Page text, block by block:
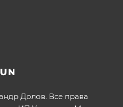
Долов. Все права